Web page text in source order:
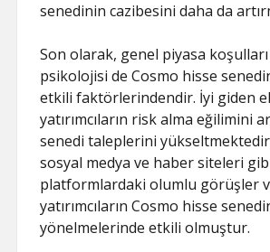
senedinin cazibesini daha da
Son olarak, genel piyasa koşulları
psikolojisi de Cosmo hisse
etkili faktörlerindendir. İyi giden
yatırımcıların risk alma eğilimini
senedi taleplerini yükseltmektedir.
sosyal medya ve haber siteleri
platformlardaki olumlu görüşler
yatırımcıların Cosmo hisse
yönelmelerinde etkili olmuştur.